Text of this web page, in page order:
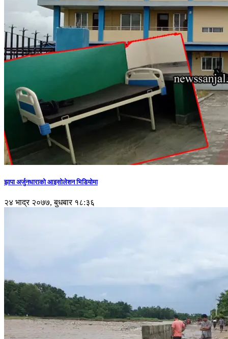
झापा अर्जुनधाराको आइसोलेशन भिडियोमा
२४ भाद्र २०७७, बुधबार १८:३६